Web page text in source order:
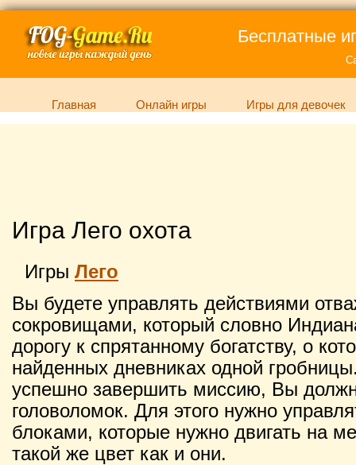
Бесплатные
Главная Онлайн игры Игры для девочек
Игра Лего охота
Игры Лего
Вы будете управлять действиями
сокровищами, который словно
дорогу к спрятанному богатству, о
найденных дневниках одной
успешно завершить миссию, Вы
головоломок. Для этого нужно
блоками, которые нужно двигать на
такой же цвет как и они.